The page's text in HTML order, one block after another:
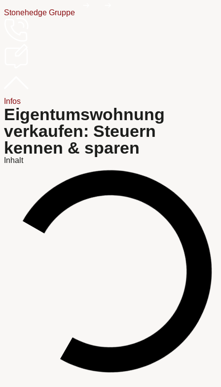
Stonehedge Gruppe
Infos
Eigentumswohnung
verkaufen: Steuern
kennen & sparen
Inhalt